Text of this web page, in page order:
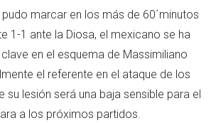
marcar en los más de 60´minutos
1-1 ante la Diosa, el mexicano se ha
en el esquema de Massimiliano
el referente en el ataque de los
su lesión será una baja sensible para el
a los próximos partidos.